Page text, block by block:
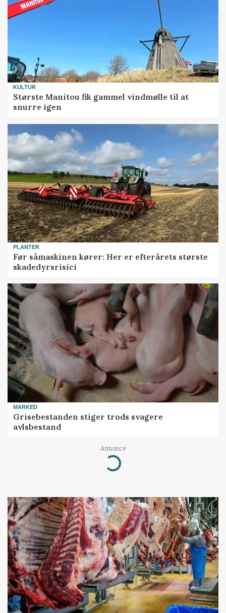
KULTUR
Største Manitou fik gammel vindmølle til at
snurre igen
PLANTER
Før såmaskinen kører: Her er efterårets største
skadedyrsrisici
MARKED
Grisebestanden stiger trods svagere
avlsbestand
Annonce
Loading...